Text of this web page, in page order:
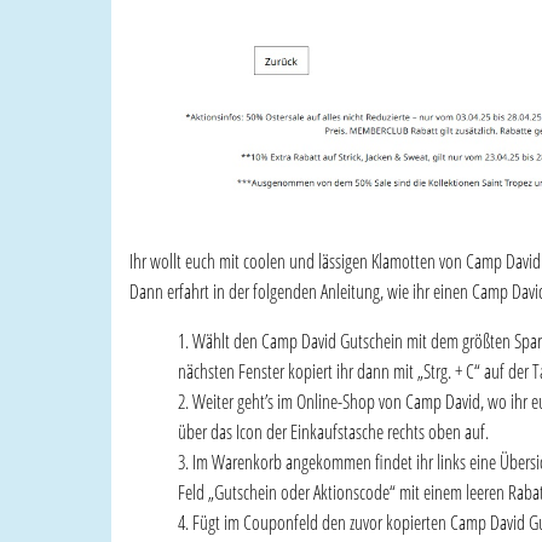
Ihr wollt euch mit coolen und lässigen Klamotten von Camp
Dann erfahrt in der folgenden Anleitung, wie ihr einen Camp
Wählt den Camp David Gutschein mit dem größten
nächsten Fenster kopiert ihr dann mit „Strg. + C“ auf der
Weiter geht’s im Online-Shop von Camp David, wo
über das Icon der Einkaufstasche rechts oben auf.
Im Warenkorb angekommen findet ihr links eine
Feld „Gutschein oder Aktionscode“ mit einem leeren
Fügt im Couponfeld den zuvor kopierten Camp David